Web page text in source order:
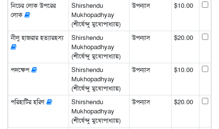
নিচের লোক উপরের
লোক
Shirshendu
Mukhopadhyay
(শীর্ষেন্দু মুখোপাধ্যায়)
উপন্যাস $10.00
নীলু হাজরার হত্যারহস্য
Shirshendu
Mukhopadhyay
(শীর্ষেন্দু মুখোপাধ্যায়)
উপন্যাস $20.00
পদক্ষেপ
Shirshendu
Mukhopadhyay
(শীর্ষেন্দু মুখোপাধ্যায়)
উপন্যাস $10.00
পরিহাটির হরিণ
Shirshendu
Mukhopadhyay
(শীর্ষেন্দু মুখোপাধ্যায়)
উপন্যাস $20.00